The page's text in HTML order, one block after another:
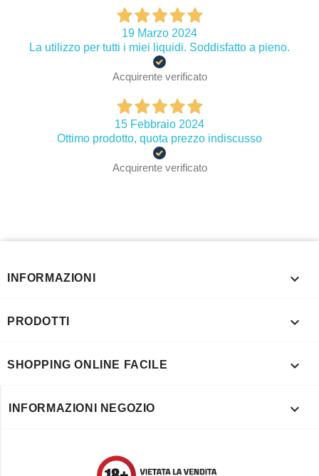
19 Marzo 2024
La utilizzo per tutti i miei liquidi. Soddisfatto a pieno.
Acquirente verificato
15 Febbraio 2024
Ottimo prodotto, quota prezzo indiscusso
Acquirente verificato
INFORMAZIONI 
PRODOTTI 
SHOPPING ONLINE FACILE 
INFORMAZIONI NEGOZIO 